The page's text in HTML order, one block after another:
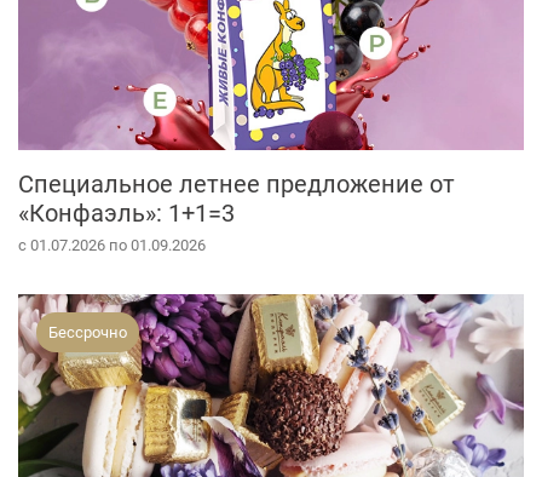
Специальное летнее предложение от
«Конфаэль»: 1+1=3
с 01.07.2026 по 01.09.2026
Бессрочно